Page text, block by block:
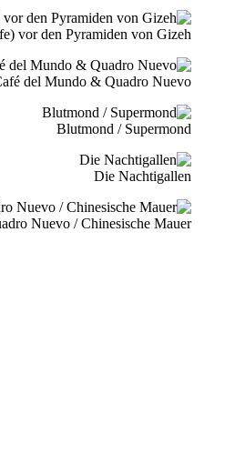
vor den Pyramiden von Gizeh
del Mundo & Quadro Nuevo
Blutmond / Supermond
Die Nachtigallen
Nuevo / Chinesische Mauer